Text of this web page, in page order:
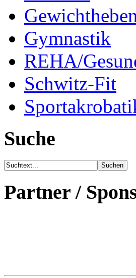
Gymnastik
REHA/
Schwitz-Fit
Suche
Partner /